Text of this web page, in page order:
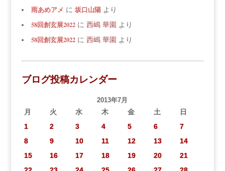
雨あめアメ に 坂口山陽より
58回創玄展2022に 西嶋 華園 より
58回創玄展2022に 西嶋 華園 より
ブログ投稿カレンダー
2013年7月
月 火 水 木 金 土
日
1
2 3 4 5 6
7
8
9 10 11 12 13
14
15
16 17 18 19 20
21